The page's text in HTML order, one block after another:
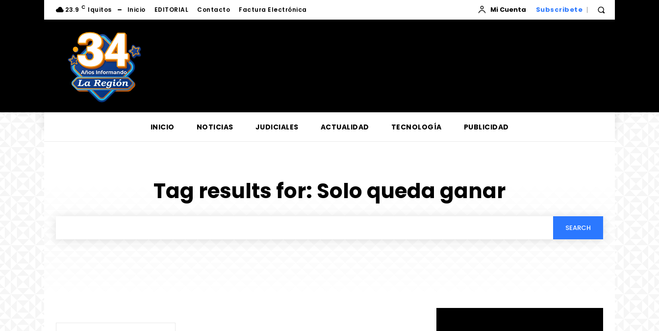
23.9 C Iquitos Inicio EDITORIAL Contacto Factura Electrónica Mi Cuenta Subscribete
INICIO NOTICIAS JUDICIALES ACTUALIDAD TECNOLOGÍA PUBLICIDAD
Tag results for: Solo queda ganar
SEARCH